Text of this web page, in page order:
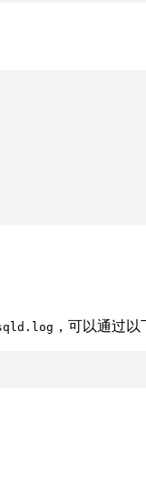
，可以通过